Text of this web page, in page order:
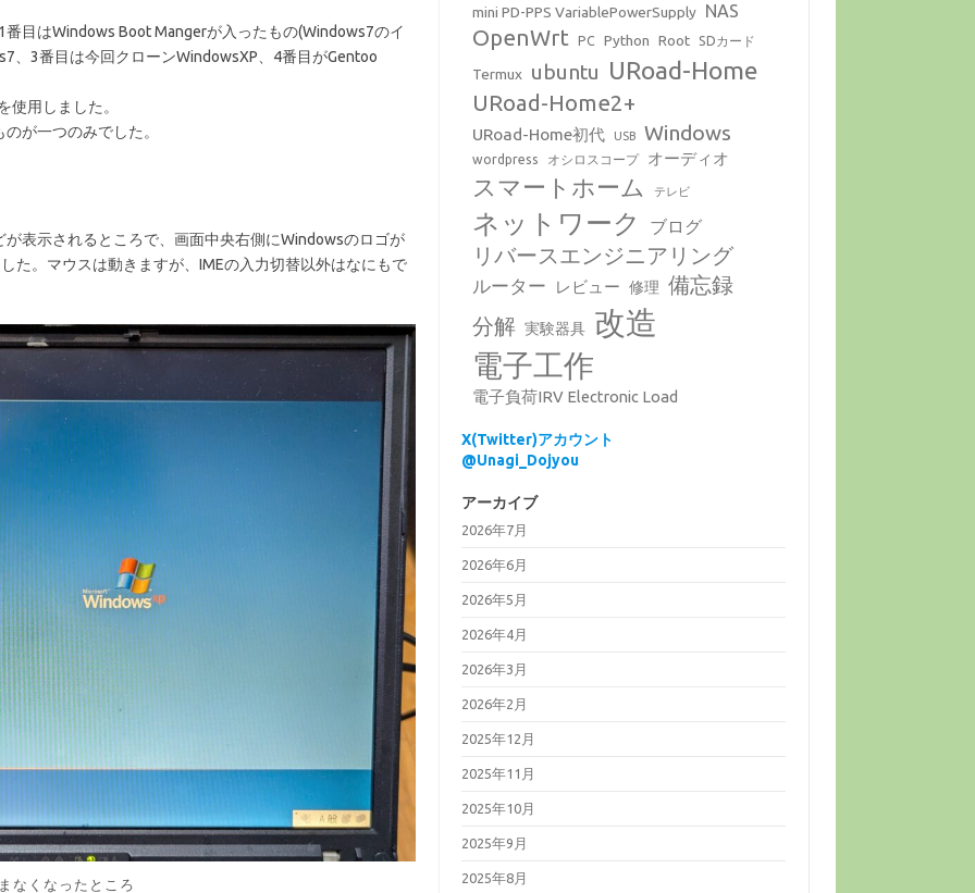
目はWindows Boot Mangerが入ったもの(Windows7のイ
、3番目は今回クローンWindowsXP、4番目がGentoo
使用しました。
が一つのみでした。
表示されるところで、画面中央右側にWindowsのロゴが
た。マウスは動きますが、IMEの入力切替以外はなにもで
なくなったところ
mini PD-PPS VariablePowerSupply NAS
OpenWrt PC Python Root SDカード
Termux ubuntu URoad-Home
URoad-Home2+
URoad-Home初代 USB Windows
wordpress オシロスコープ オーディオ
スマートホーム テレビ
ネットワーク ブログ
リバースエンジニアリング
ルーター レビュー 修理 備忘録
分解 実験器具 改造
電子工作
電子負荷IRV Electronic Load
X(Twitter)アカウント
@Unagi_Dojyou
アーカイブ
2026年7月
2026年6月
2026年5月
2026年4月
2026年3月
2026年2月
2025年12月
2025年11月
2025年10月
2025年9月
2025年8月